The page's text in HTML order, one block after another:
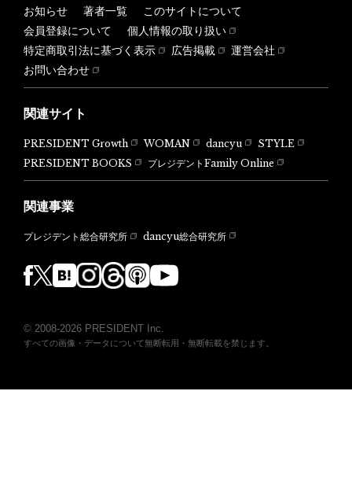
お知らせ 著者一覧
このサイトについて
会員登録について
個人情報の取り扱い
特定商取引法に基づく表示
広告掲載
運営会社
お問い合わせ
関連サイト
PRESIDENT Growth WOMAN dancyu
STYLE
PRESIDENT BOOKS
プレジデントFamily Online
関連事業
プレジデント総合研究所 dancyu総合研究所
© 2008-2026 PRESIDENT Inc.
すべての画像・データについて無断転用・無断転載を禁じます。